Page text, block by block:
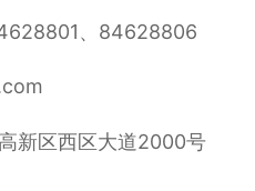
、84628806
新区西区大道2000号